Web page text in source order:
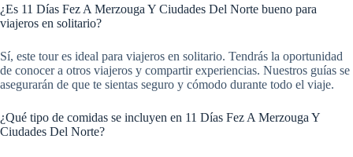
¿Es 11 Días Fez A Merzouga Y Ciudades Del Norte bueno para
viajeros en solitario?
Sí, este tour es ideal para viajeros en solitario. Tendrás la oportunidad
de conocer a otros viajeros y compartir experiencias. Nuestros guías se
asegurarán de que te sientas seguro y cómodo durante todo el viaje.
¿Qué tipo de comidas se incluyen en 11 Días Fez A Merzouga Y
Ciudades Del Norte?